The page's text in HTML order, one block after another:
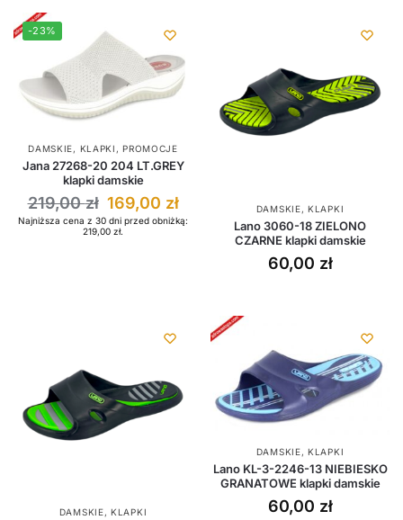
-23%
DAMSKIE, KLAPKI ,PROMOCJE
Jana 27268-20 204 LT.GREY
klapki damskie
219,00zł 169,00 zł
Najniższa cena z 30 dni przed obniżką:
219,00 zł.
DAMSKIE,KLAPKI
Lano 3060-18 ZIELONO
CZARNE klapki damskie
60,00 zł
DAMSKIE,KLAPKI
DAMSKIE,KLAPKI
Lano KL-3-2246-13 NIEBIESKO
GRANATOWE klapki damskie
60,00 zł